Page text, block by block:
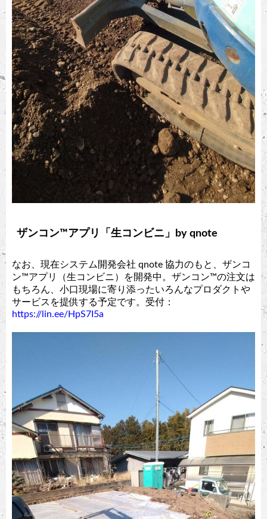
ザンコン™︎アプリ「生コンビニ」by qnote
なお、現在システム開発会社 qnote 協力のもと、ザンコ
ン™︎アプリ（生コンビニ）を開発中。ザンコン™︎の注文は
もちろん、小口現場に寄り添ったいろんなプロダクトや
サービスを提供する予定です。受付：
https://lin.ee/HpS7I5a